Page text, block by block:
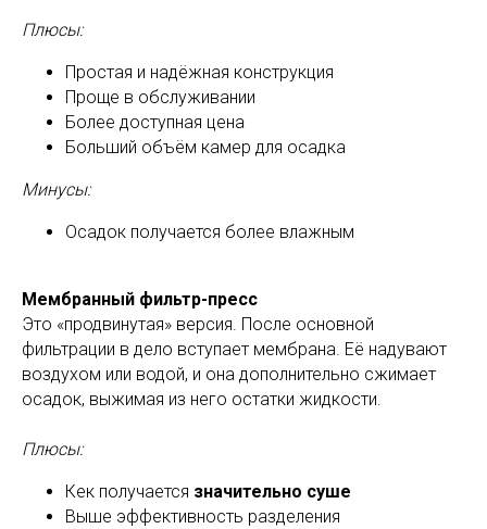
Плюсы:
Простая и надёжная конструкция
Проще в обслуживании
Более доступная цена
Больший объём камер для осадка
Минусы:
Осадок получается более влажным
Мембранный фильтр-пресс
Это «продвинутая» версия. После основной
фильтрации в дело вступает мембрана. Её надувают
воздухом или водой, и она дополнительно сжимает
осадок, выжимая из него остатки жидкости.
Плюсы:
Кек получается значительно суше
Выше эффективность разделения